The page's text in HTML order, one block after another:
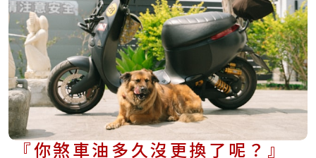
『你煞車油多久沒更換了呢？』